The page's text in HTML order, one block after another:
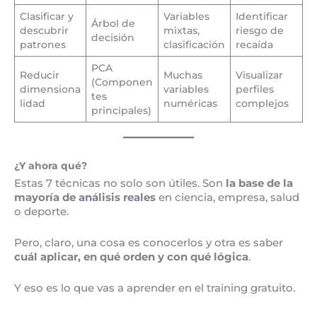
Clasificar y
descubrir
patrones
Árbol de
decisión
Variables
mixtas,
clasificación
Identificar
riesgo de
recaída
Reducir
dimensiona
lidad
PCA
(Componen
tes
principales)
Muchas
variables
numéricas
Visualizar
perfiles
complejos
¿Y ahora qué?
Estas 7 técnicas no solo son útiles. Son la base de la
mayoría de análisis reales en ciencia, empresa, salud
o deporte.
Pero, claro, una cosa es conocerlos y otra es saber
cuál aplicar, en qué orden y con qué lógica.
Y eso es lo que vas a aprender en el training gratuito.